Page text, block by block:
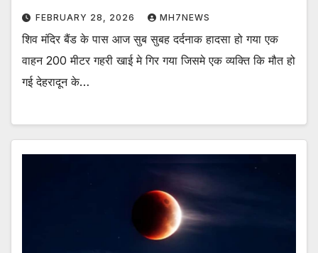
FEBRUARY 28, 2026 MH7NEWS
शिव मंदिर बैंड के पास आज सुब सुबह दर्दनाक हादसा हो गया एक
वाहन 200 मीटर गहरी खाई मे गिर गया जिसमे एक व्यक्ति कि मौत हो
गई देहरादून के…